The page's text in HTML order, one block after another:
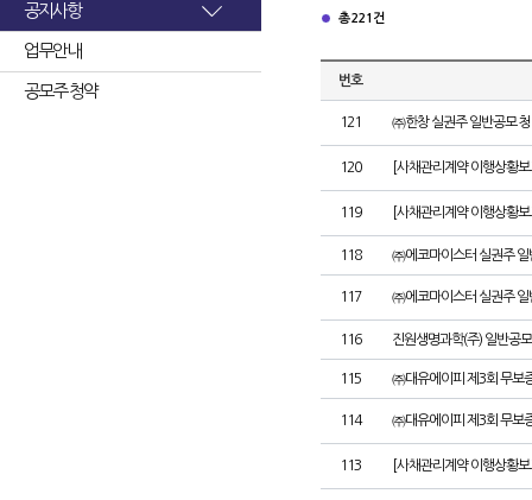
공지사항
업무안내
공모주 청약
총 221건
번호
121 ㈜한창 실권주 일반공모
120 [사채관리계약 이행상황
119 [사채관리계약 이행상황
118 ㈜에코마이스터 실권주 일
117 ㈜에코마이스터 실권주 일
116 진원생명과학(주) 일반공
115 ㈜대유에이피 제3회 무보
114 ㈜대유에이피 제3회 무보
113 [사채관리계약 이행상황